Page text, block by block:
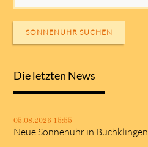
SONNENUHR SUCHEN
Die letzten News
05.08.2026 15:55
Neue Sonnenuhr in Buchklingen